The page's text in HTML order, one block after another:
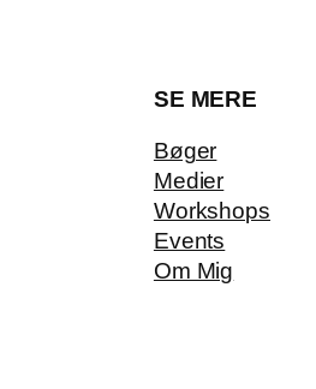
SE MERE
Bøger
Medier
Workshops
Events
Om Mig